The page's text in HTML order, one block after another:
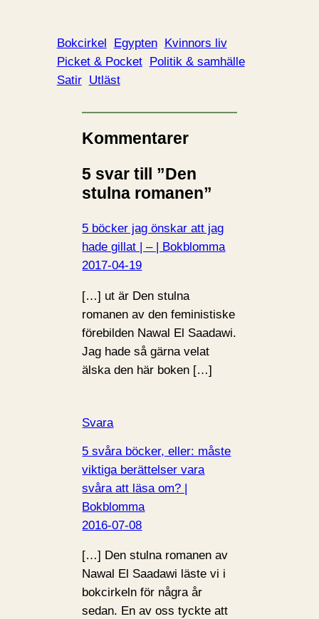
Bokcirkel Egypten Kvinnors liv
Picket & Pocket Politik & samhälle
Satir Utläst
Kommentarer
5 svar till ”Den
stulna romanen”
5 böcker jag önskar att jag
hade gillat | – | Bokblomma
2017-04-19
[…] ut är Den stulna
romanen av den feministiske
förebilden Nawal El Saadawi.
Jag hade så gärna velat
älska den här boken […]
Svara
5 svåra böcker, eller: måste
viktiga berättelser vara
svåra att läsa om? |
Bokblomma
2016-07-08
[…] Den stulna romanen av
Nawal El Saadawi läste vi i
bokcirkeln för några år
sedan. En av oss tyckte att